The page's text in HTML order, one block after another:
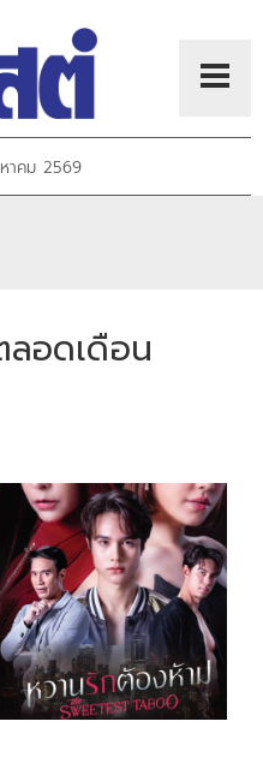
าคม 2569
อดเดือน